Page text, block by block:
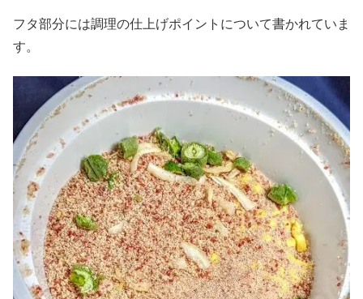
フタ部分には調理の仕上げポイントについて書かれていま
す。